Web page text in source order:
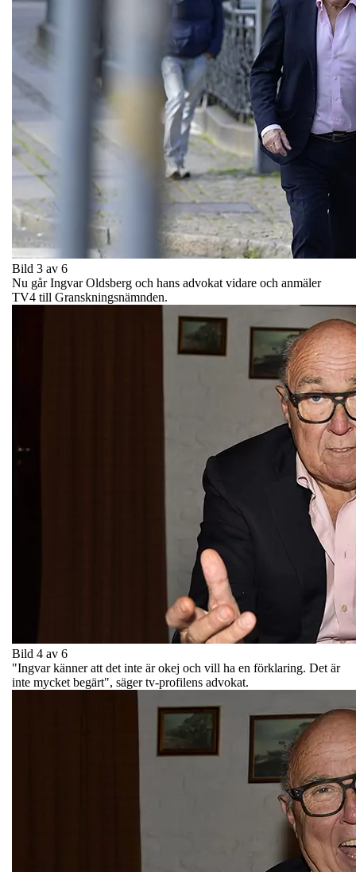
Bild 3 av 6
Nu går Ingvar Oldsberg och hans advokat vidare och anmäler
TV4 till Granskningsnämnden.
Bild 4 av 6
"Ingvar känner att det inte är okej och vill ha en förklaring. Det är
inte mycket begärt", säger tv-profilens advokat.